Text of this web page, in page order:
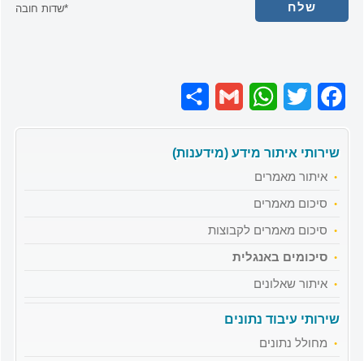
Facebook
Twitter
WhatsApp
Gmail
שירותי איתור מידע (מידענות)
איתור מאמרים
סיכום מאמרים
סיכום מאמרים לקבוצות
סיכומים באנגלית
איתור שאלונים
שירותי עיבוד נתונים
מחולל נתונים
*שדות חובה